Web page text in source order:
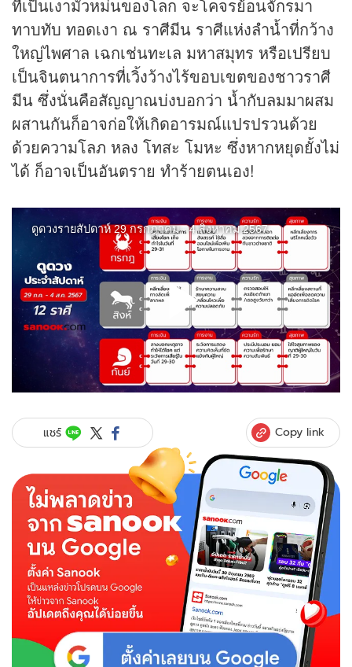
ที่เป็นเงามัวหม่นของโลก จะโคจรย้อนจักรมา
ทาบทับ ทอดเงา ณ ราศีมีน ราศีแห่งลำน้ำที่กว้าง
ใหญ่ไพศาล เฉกเช่นทะเล มหาสมุทร หรือเปรียบ
เป็นจินตนาการที่เวิ้งว้างไร้ขอบเขตของชาวราศี
มีน ซึ่งนั่นคือสัญญาณบ่งบอกว่า น้ำกับลมมาผสม
ผสานกันก็อาจก่อให้เกิดอารมณ์แปรปรวนด้วย
ด้วยความโลภ หลง โทสะ โมหะ ซึ่งหากหยุดยั้งไม่
ได้ ก็อาจเป็นอันตราย ทำร้ายตนเอง!
แชร์ Copy link